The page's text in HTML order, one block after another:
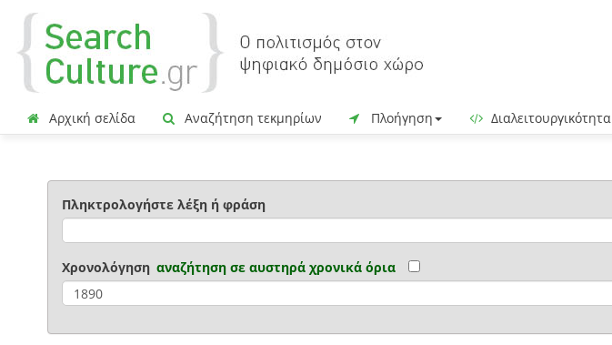
Αρχική σελίδα Αναζήτηση τεκμηρίων Πλοήγηση Διαλειτουργικότητα
Πληκτρολογήστε λέξη ή φράση
Χρονολόγηση αναζήτηση σε αυστηρά χρονικά όρια